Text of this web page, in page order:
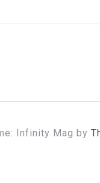
Infinity Mag by